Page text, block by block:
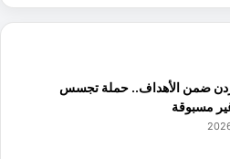
ضمن الأهداف.. حملة تجسس
مسبوقة